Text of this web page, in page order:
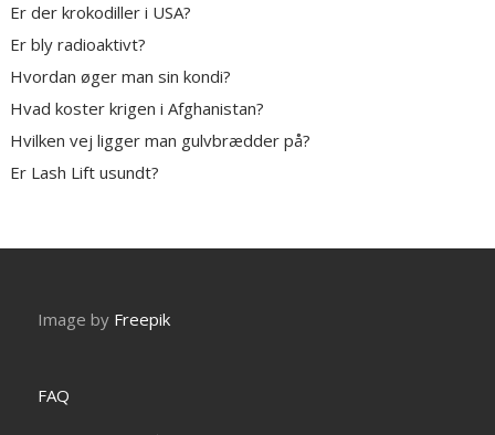
Er der krokodiller i USA?
Er bly radioaktivt?
Hvordan øger man sin kondi?
Hvad koster krigen i Afghanistan?
Hvilken vej ligger man gulvbrædder på?
Er Lash Lift usundt?
Image by Freepik
FAQ